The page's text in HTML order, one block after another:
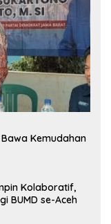
Kemudahan
Kolaboratif,
BUMD se-Aceh